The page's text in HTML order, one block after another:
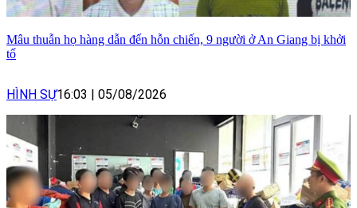
Mâu thuẫn họ hàng dẫn đến hỗn chiến, 9 người ở An Giang bị khởi
tố
HÌNH SỰ16:03 05/08/2026